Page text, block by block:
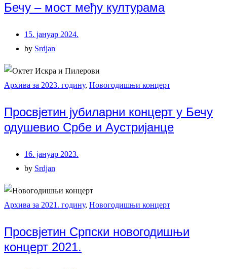
Бечу – мост међу културама
15. јануар 2024.
by Srdjan
Архива за 2023. годину, Новогодишњи концерт
Просвјетин јубиларни концерт у Бечу
одушевио Србе и Аустријанце
16. јануар 2023.
by Srdjan
Архива за 2021. годину, Новогодишњи концерт
Просвјетин Српски новогодишњи
концерт 2021.